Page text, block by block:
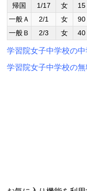
帰国
1/17 女 15
一般Ａ
2/1 女 90
一般Ｂ
2/3 女 40
学習院女子中学校の中
学習院女子中学校の